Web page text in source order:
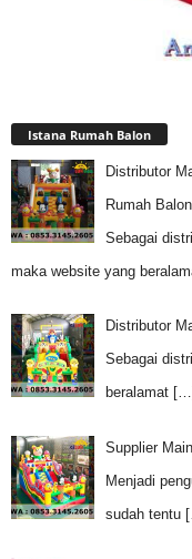
Istana Rumah Balon
Distributor
Rumah Balon
Sebagai
maka website yang
Distributor
Sebagai
beralamat
Supplier
Menjadi
sudah tentu